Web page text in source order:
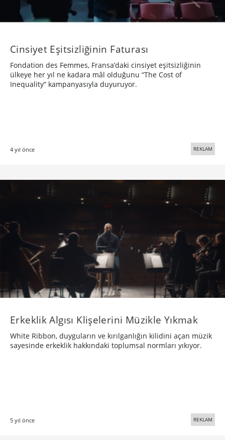
Cinsiyet Eşitsizliğinin Faturası
Fondation des Femmes, Fransa’daki cinsiyet eşitsizliğinin
ülkeye her yıl ne kadara mâl olduğunu “The Cost of
Inequality” kampanyasıyla duyuruyor.
4 yıl önce REKLAM
Erkeklik Algısı Klişelerini Müzikle Yıkmak
White Ribbon, duyguların ve kırılganlığın kilidini açan müzik
sayesinde erkeklik hakkındaki toplumsal normları yıkıyor.
5 yıl önce REKLAM